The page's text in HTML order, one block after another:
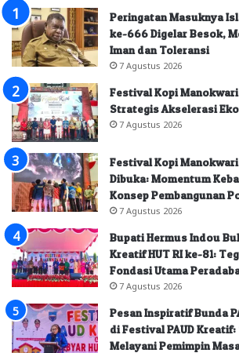
Peringatan Masuknya
ke-666 Digelar Besok,
Iman dan Toleransi
7 Agustus 2026
Festival Kopi
Strategis Akselerasi
7 Agustus 2026
Festival Kopi
Dibuka: Momentum
Konsep Pembangunan
7 Agustus 2026
Bupati Hermus Indou
Kreatif HUT RI ke-81:
Fondasi Utama
7 Agustus 2026
Pesan Inspiratif Bunda
di Festival PAUD Kreatif:
Melayani Pemimpin